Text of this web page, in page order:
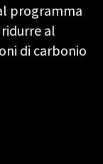
programma
al
di carbonio